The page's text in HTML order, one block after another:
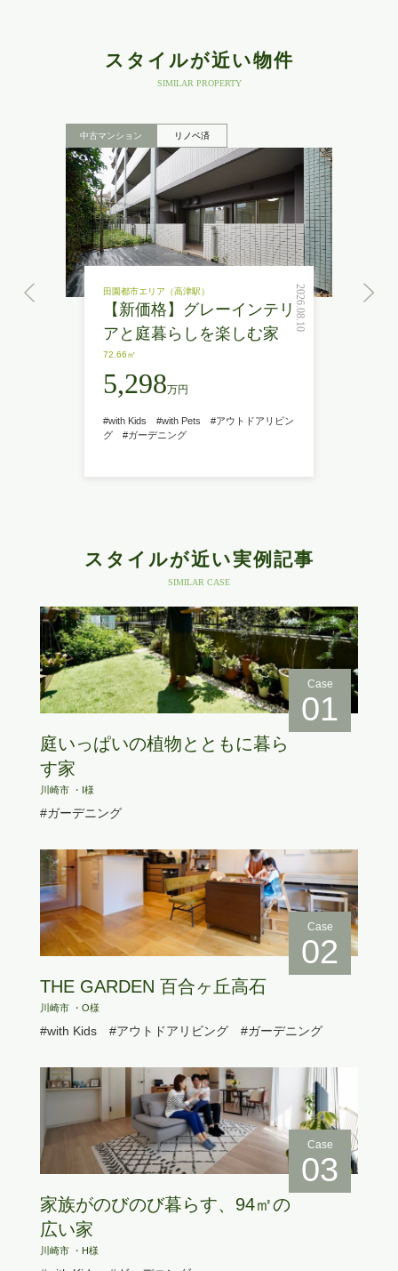
スタイルが近い物件
SIMILAR PROPERTY
中古マンション リノベ済
田園都市エリア（高津駅）
【新価格】グレーインテリ
アと庭暮らしを楽しむ家
72.66㎡
5,298万円
#with Kids #with Pets
#アウトドアリビン
グ
#ガーデニング
2026.08.10
スタイルが近い実例記事
SIMILAR CASE
Case
01
庭いっぱいの植物とともに暮ら
す家
川崎市 ・I様
#ガーデニング
Case
02
THE GARDEN 百合ヶ丘高石
川崎市 ・O様
#with Kids #アウトドアリビング #ガーデニング
Case
03
家族がのびのび暮らす、94㎡の
広い家
川崎市 ・H様